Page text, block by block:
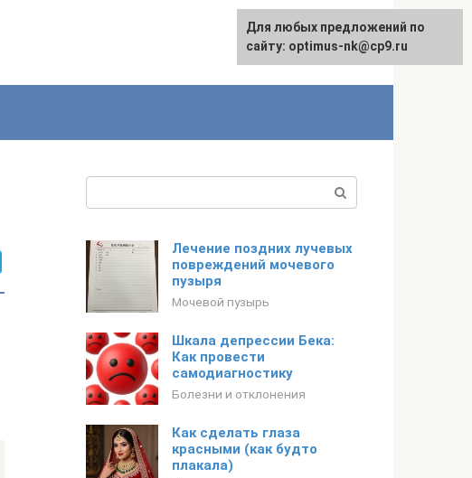
English
Лечение поздних лучевых
повреждений мочевого
пузыря
Мочевой пузырь
Шкала депрессии Бека:
Как провести
самодиагностику
Болезни и отклонения
Как сделать глаза
красными (как будто
плакала)
Для любых предложений по
сайту: optimus-nk@cp9.ru